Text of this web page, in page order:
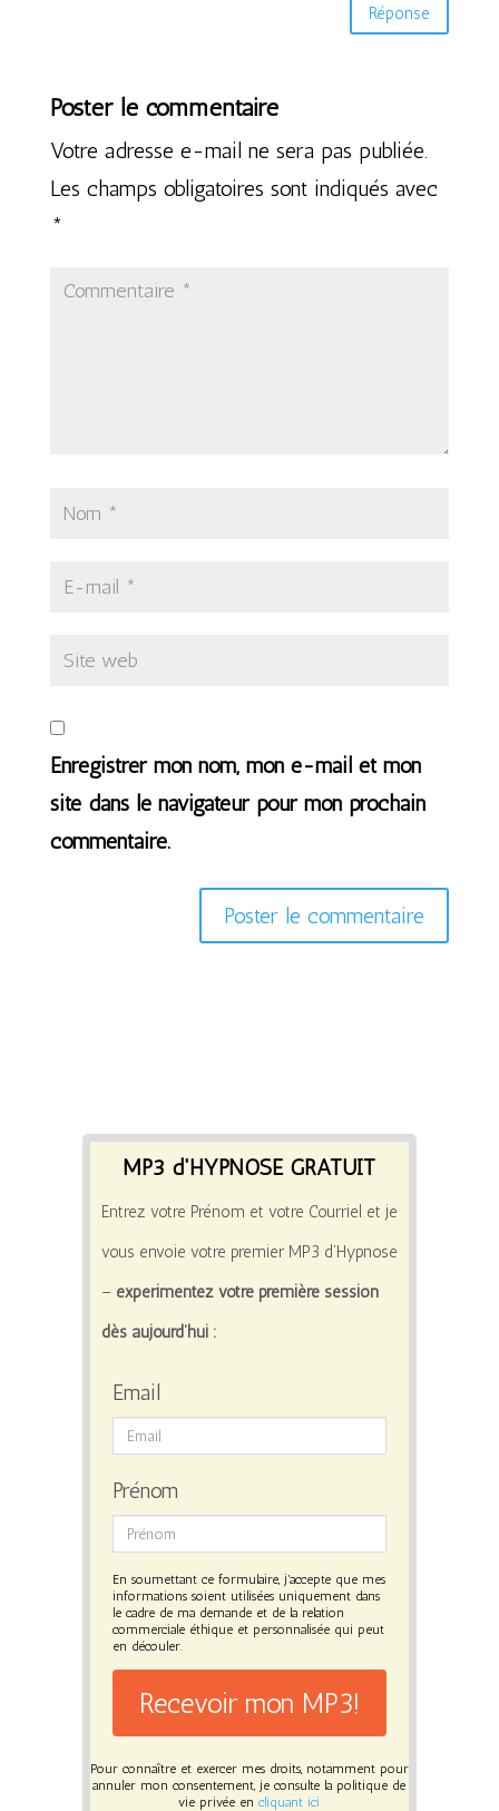
Réponse
Poster le commentaire
Votre adresse e-mail ne sera pas publiée.
Les champs obligatoires sont indiqués avec
*
Enregistrer mon nom, mon e-mail et mon
site dans le navigateur pour mon prochain
commentaire.
MP3 d'HYPNOSE GRATUIT
Entrez votre Prénom et votre Courriel et je
vous envoie votre premier MP3 d’Hypnose
– expérimentez votre première session
dès aujourd’hui :
Email
Prénom
En soumettant ce formulaire, j'accepte que mes
informations soient utilisées uniquement dans
le cadre de ma demande et de la relation
commerciale éthique et personnalisée qui peut
en découler.
Recevoir mon MP3!
Pour connaître et exercer mes droits, notamment pour
annuler mon consentement, je consulte la politique de
vie privée encliquant ici